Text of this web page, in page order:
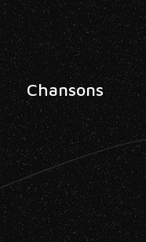
Chansons